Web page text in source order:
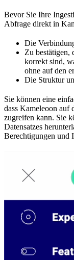
Bevor Sie Ihre
Abfrage direkt in
Die
Zu bestätigen,
korrekt sind,
ohne auf den
Die Struktur
Sie können eine
dass Kameleoon auf
zugreifen kann. Sie
Datensatzes
Berechtigungen und